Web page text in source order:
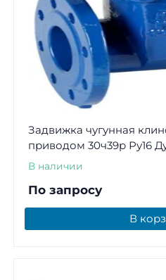
Задвижка чугунная
приводом 30ч39р Ру16
В наличии
По запросу
В